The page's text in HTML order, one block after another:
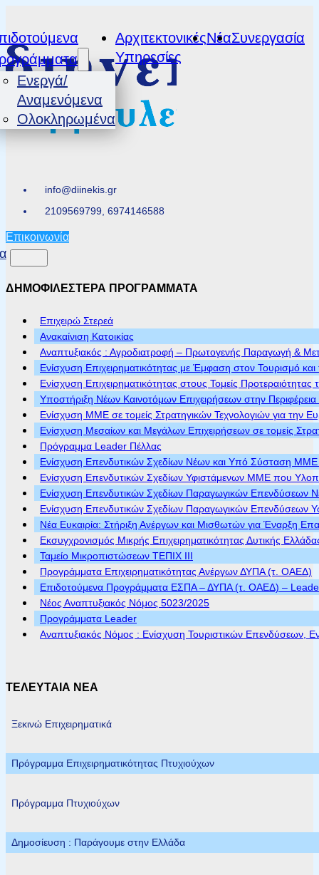
info@diinekis.gr
2109569799, 6974146588
Επικοινωνία
Ενεργά/
Αναμενόμενα
Ολοκληρωμένα
Αρχιτεκτονικές
Υπηρεσίες
ΝέαΣυνεργασία
ΔΗΜΟΦΙΛΕΣΤΕΡΑ ΠΡΟΓΡΑΜΜΑΤΑ
Επιχειρώ Στερεά
Ανακαίνιση Κατοικίας
Αναπτυξιακός : Αγροδιατροφή – Πρωτογενής Παραγωγή &
Ενίσχυση Επιχειρηματικότητας με Έμφαση στον Τουρισμό
Ενίσχυση Επιχειρηματικότητας στους Τομείς Προτεραιότητας
Υποστήριξη Νέων Καινοτόμων Επιχειρήσεων στην
Ενίσχυση ΜΜΕ σε τομείς Στρατηγικών Τεχνολογιών για την
Ενίσχυση Μεσαίων και Μεγάλων Επιχειρήσεων σε τομείς
Πρόγραμμα Leader Πέλλας
Ενίσχυση Επενδυτικών Σχεδίων Νέων και Υπό Σύσταση ΜΜΕ
Ενίσχυση Επενδυτικών Σχεδίων Υφιστάμενων ΜΜΕ που
Ενίσχυση Επενδυτικών Σχεδίων Παραγωγικών Επενδύσεων
Ενίσχυση Επενδυτικών Σχεδίων Παραγωγικών Επενδύσεων
Νέα Ευκαιρία: Στήριξη Ανέργων και Μισθωτών για Έναρξη
Εκσυγχρονισμός Μικρής Επιχειρηματικότητας Δυτικής
Ταμείο Μικροπιστώσεων ΤΕΠΙΧ ΙΙΙ
Προγράμματα Επιχειρηματικότητας Ανέργων ΔΥΠΑ (τ. ΟΑΕΔ)
Επιδοτούμενα Προγράμματα ΕΣΠΑ – ΔΥΠΑ (τ. ΟΑΕΔ) – Leader
Νέος Αναπτυξιακός Νόμος 5023/2025
Προγράμματα Leader
Αναπτυξιακός Νόμος : Ενίσχυση Τουριστικών Επενδύσεων,
ΤΕΛΕΥΤΑΙΑ ΝΕΑ
Ξεκινώ Επιχειρηματικά
Πρόγραμμα Επιχειρηματικότητας Πτυχιούχων
Πρόγραμμα Πτυχιούχων
Δημοσίευση : Παράγουμε στην Ελλάδα